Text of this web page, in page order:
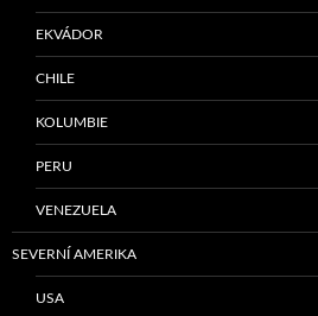
EKVÁDOR
CHILE
KOLUMBIE
PERU
VENEZUELA
SEVERNÍ AMERIKA
USA